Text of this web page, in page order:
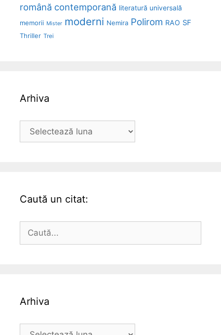
română contemporană literatură universală
memorii Mister moderni Nemira Polirom RAO SF
Thriller Trei
Arhiva
Arhiva
Caută un citat:
Caută
Arhiva
Arhiva